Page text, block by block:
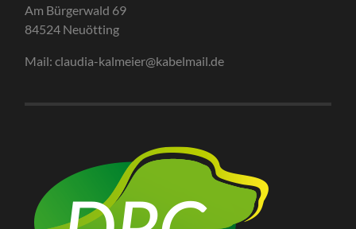
Am Bürgerwald 69
84524 Neuötting
Mail: claudia-kalmeier@kabelmail.de